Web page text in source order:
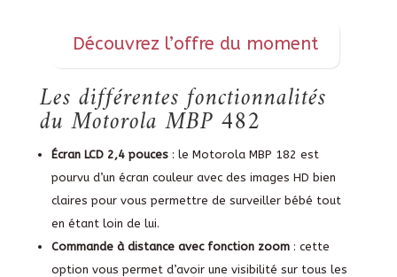
Découvrez l’offre du moment
Les différentes fonctionnalités
du Motorola MBP 482
Écran LCD 2,4 pouces: le Motorola MBP 182 est
pourvu d’un écran couleur avec des images HD bien
claires pour vous permettre de surveiller bébé tout
en étant loin de lui.
Commande à distance avec fonction zoom: cette
option vous permet d’avoir une visibilité sur tous les